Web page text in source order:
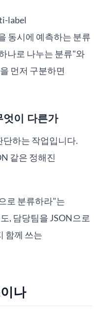
label
동시에 예측하는 분류
나로 나누는 분류"와
먼저 구분하면
이 다른가
단하는 작업입니다.
같은 정해진
로 분류하라"는
, 담당팀을 JSON으로
함께 쓰는
나